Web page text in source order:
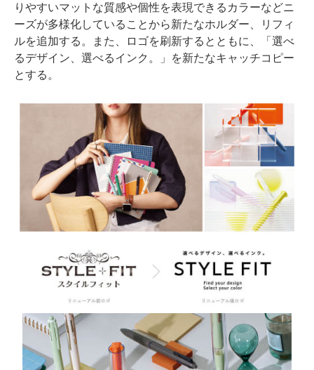
りやすいマットな質感や個性を表現できるカラーなどニ
ーズが多様化していることから新たなホルダー、リフィ
ルを追加する。また、ロゴを刷新するとともに、「選べ
るデザイン、選べるインク。」を新たなキャッチコピー
とする。